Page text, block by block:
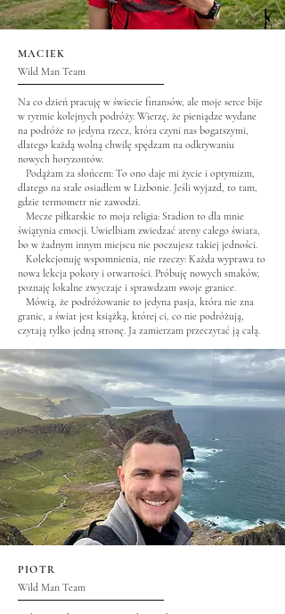
MACIEK
Wild Man Team
Na co dzień pracuję w świecie finansów, ale moje serce bije
w rytmie kolejnych podróży. Wierzę, że pieniądze wydane
na podróże to jedyna rzecz, która czyni nas bogatszymi,
dlatego każdą wolną chwilę spędzam na odkrywaniu
nowych horyzontów.
Podążam za słońcem: To ono daje mi życie i optymizm,
dlatego na stałe osiadłem w Lizbonie. Jeśli wyjazd, to tam,
gdzie termometr nie zawodzi.
Mecze piłkarskie to moja religia: Stadion to dla mnie
świątynia emocji. Uwielbiam zwiedzać areny całego świata,
bo w żadnym innym miejscu nie poczujesz takiej jedności.
Kolekcjonuję wspomnienia, nie rzeczy: Każda wyprawa to
nowa lekcja pokory i otwartości. Próbuję nowych smaków,
poznaję lokalne zwyczaje i sprawdzam swoje granice.
Mówią, że podróżowanie to jedyna pasja, która nie zna
granic, a świat jest książką, której ci, co nie podróżują,
czytają tylko jedną stronę. Ja zamierzam przeczytać ją całą.
PIOTR
Wild Man Team